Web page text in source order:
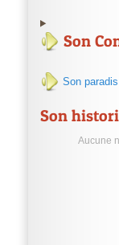
Son
Son paradis
Son
Aucune